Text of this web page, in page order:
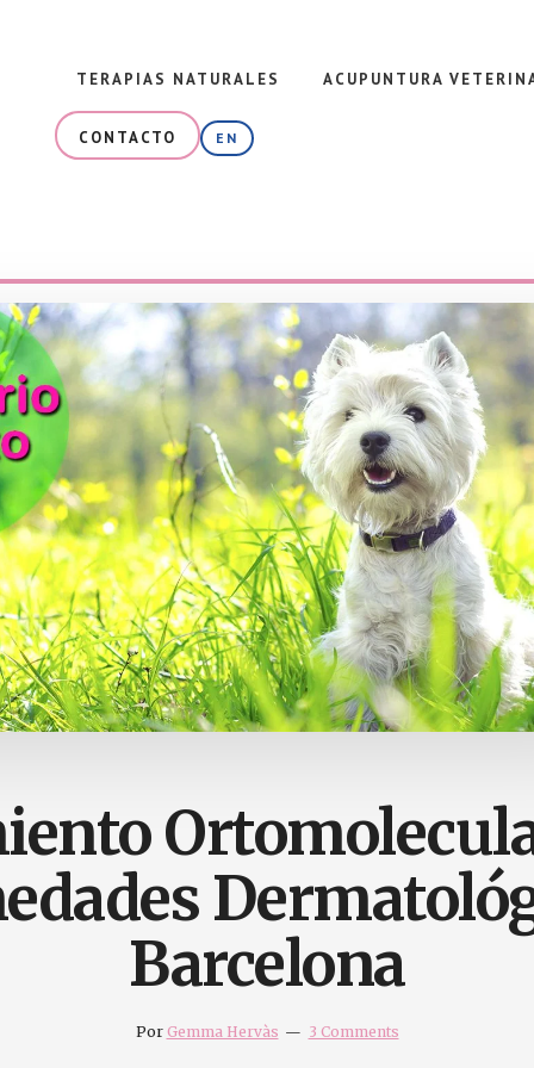
TERAPIAS NATURALES ACUPUNTURA
CONTACTO EN
Barcelona
Por Gemma Hervàs 3 Comments